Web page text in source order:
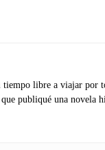
libre a viajar por
publiqué una novela